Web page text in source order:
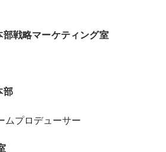
戦略マーケティング室
部
ムプロデューサー